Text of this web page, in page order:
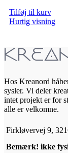
Tilføj til kurv
Hurtig visning
Hos Kreanord
sysler. Vi deler
intet projekt er for
alle er velkomne.
Firkløvervej 9,
Bemærk! ikke